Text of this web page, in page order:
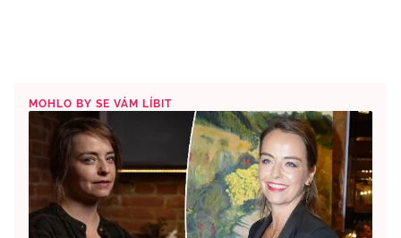
MOHLO BY SE VÁM LÍBIT